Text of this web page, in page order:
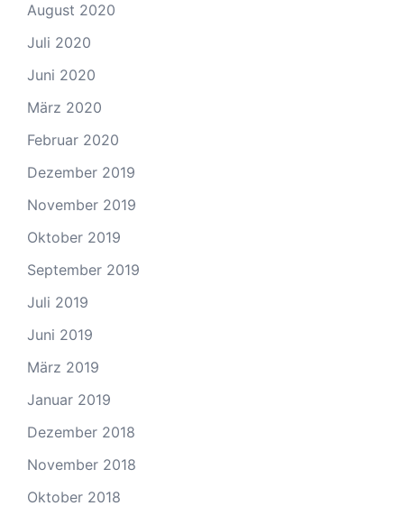
August 2020
Juli 2020
Juni 2020
März 2020
Februar 2020
Dezember 2019
November 2019
Oktober 2019
September 2019
Juli 2019
Juni 2019
März 2019
Januar 2019
Dezember 2018
November 2018
Oktober 2018